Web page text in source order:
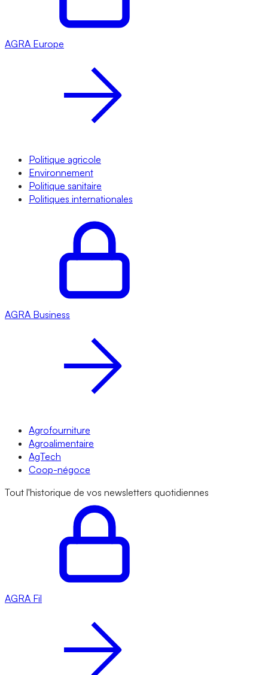
AGRA Europe
Politique agricole
Environnement
Politique sanitaire
Politiques internationales
AGRA Business
Agrofourniture
Agroalimentaire
AgTech
Coop-négoce
Tout l'historique de vos newsletters quotidiennes
AGRA Fil